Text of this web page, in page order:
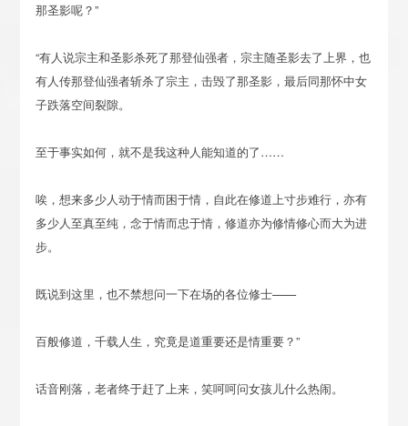
那圣影呢？”
“有人说宗主和圣影杀死了那登仙强者，宗主随圣影去了上界，也
有人传那登仙强者斩杀了宗主，击毁了那圣影，最后同那怀中女
子跌落空间裂隙。
至于事实如何，就不是我这种人能知道的了……
唉，想来多少人动于情而困于情，自此在修道上寸步难行，亦有
多少人至真至纯，念于情而忠于情，修道亦为修情修心而大为进
步。
既说到这里，也不禁想问一下在场的各位修士——
百般修道，千载人生，究竟是道重要还是情重要？”
话音刚落，老者终于赶了上来，笑呵呵问女孩儿什么热闹。